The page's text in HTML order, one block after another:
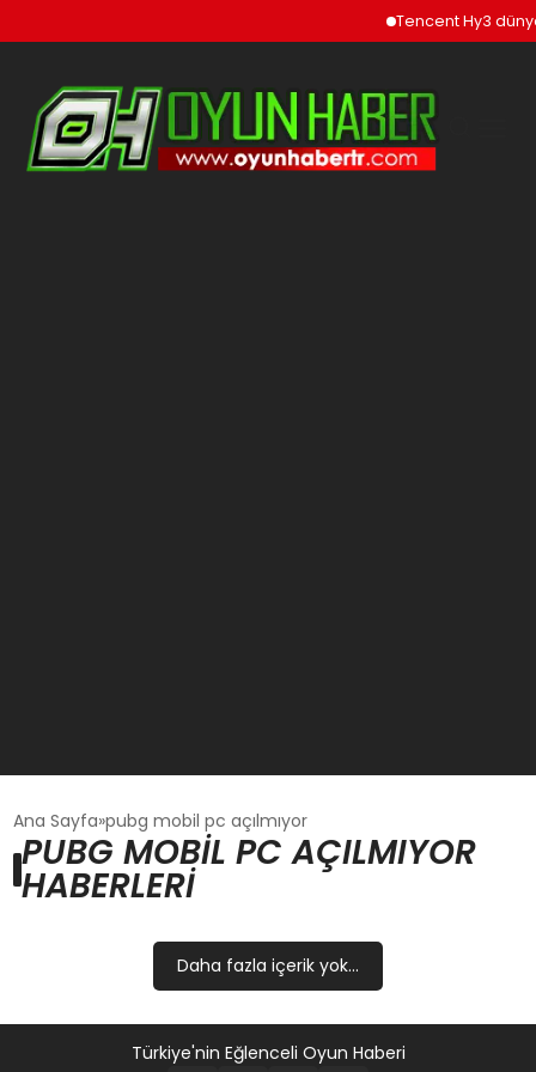
Tencent Hy3
GÜNCEL
OYUN HABERLERI
EĞITIM
Ana Sayfa pubg mobil pc açılmıyor
PUBG MOBIL PC AÇILMIYOR
HABERLERI
Daha fazla içerik yok...
Türkiye'nin Eğlenceli Oyun Haberi